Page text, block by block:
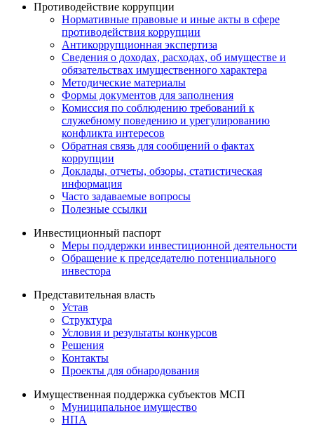
Противодействие коррупции
Нормативные правовые и иные акты в сфере
противодействия коррупции
Антикоррупционная экспертиза
Сведения о доходах, расходах, об имуществе и
обязательствах имущественного характера
Методические материалы
Формы документов для заполнения
Комиссия по соблюдению требований к
служебному поведению и урегулированию
конфликта интересов
Обратная связь для сообщений о фактах
коррупции
Доклады, отчеты, обзоры, статистическая
информация
Часто задаваемые вопросы
Полезные ссылки
Инвестиционный паспорт
Меры поддержки инвестиционной деятельности
Обращение к председателю потенциального
инвестора
Представительная власть
Устав
Структура
Условия и результаты конкурсов
Решения
Контакты
Проекты для обнародования
Имущественная поддержка субъектов МСП
Муниципальное имущество
НПА